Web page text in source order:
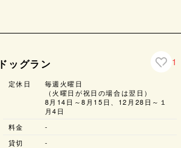
ッグラン 1
定休日
毎週火曜日
（火曜日が祝日の場合は翌日）
8月14日～8月15日、12月28日～１
月4日
料金
-
貸切
-